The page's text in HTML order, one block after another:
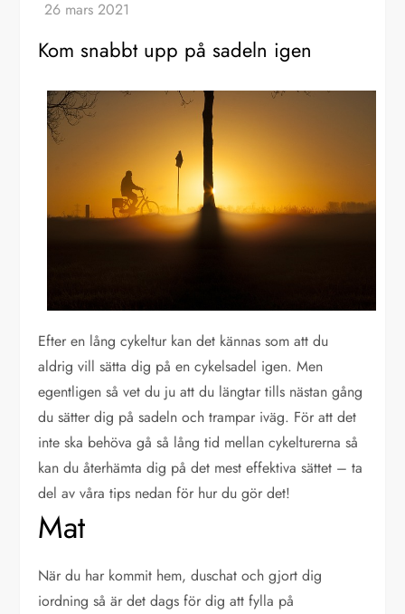
Kom snabbt upp på sadeln igen
Efter en lång cykeltur kan det kännas som att du
aldrig vill sätta dig på en cykelsadel igen. Men
egentligen så vet du ju att du längtar tills nästan gång
du sätter dig på sadeln och trampar iväg. För att det
inte ska behöva gå så lång tid mellan cykelturerna så
kan du återhämta dig på det mest effektiva sättet – ta
del av våra tips nedan för hur du gör det!
Mat
När du har kommit hem, duschat och gjort dig
iordning så är det dags för dig att fylla på